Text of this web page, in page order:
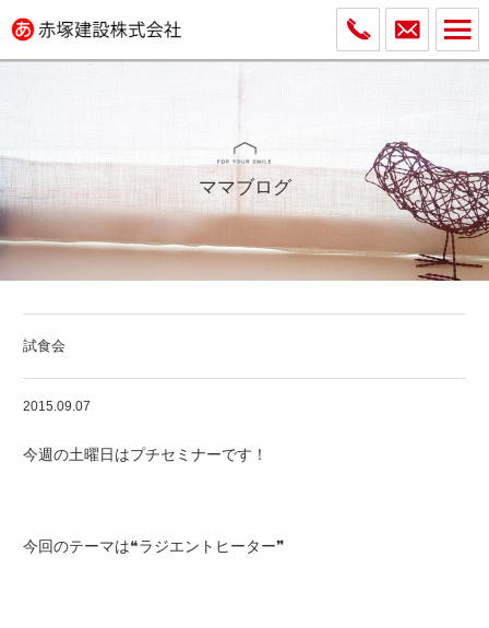
ママブログ
試食会
2015.09.07
今週の土曜日はプチセミナーです！
今回のテーマは❝ラジエントヒーター❞